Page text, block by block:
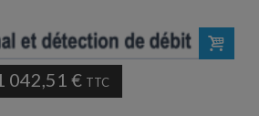
042,51 € TTC